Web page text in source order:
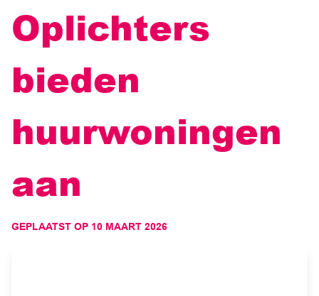
Oplichters
bieden
huurwoningen
aan
GEPLAATST OP 10 MAART 2026